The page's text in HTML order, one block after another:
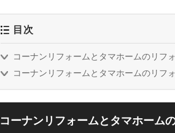
目次
コーナンリフォームとタマホームのリフ
コーナンリフォームとタマホームのリフ
コーナンリフォームとタマホーム